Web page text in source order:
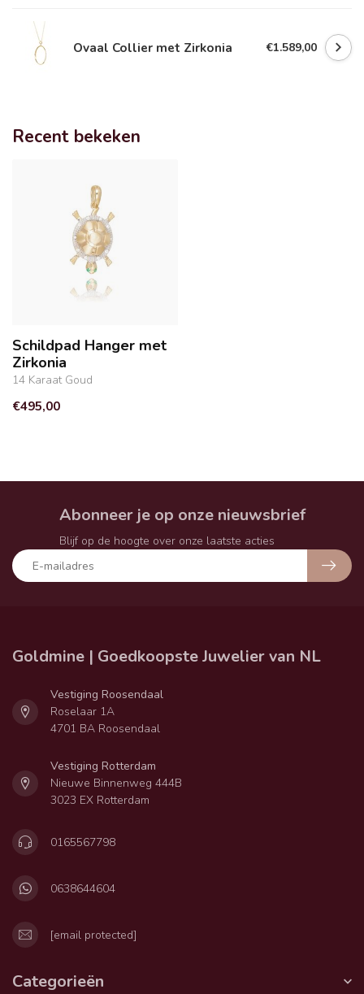
Ovaal Collier met Zirkonia €1.589,00
Recent bekeken
Schildpad Hanger met
Zirkonia
14 Karaat Goud
€495,00
Abonneer je op onze nieuwsbrief
Blijf op de hoogte over onze laatste acties
Goldmine | Goedkoopste Juwelier van NL
Vestiging Roosendaal
Roselaar 1A
4701 BA Roosendaal
Vestiging Rotterdam
Nieuwe Binnenweg 444B
3023 EX Rotterdam
0165567798
0638644604
[email protected]
Categorieën